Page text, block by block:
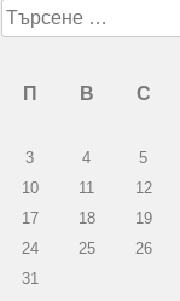
Търсене
за:
П В С
3
4 5
10
11 12
17
18 19
24
25 26
31